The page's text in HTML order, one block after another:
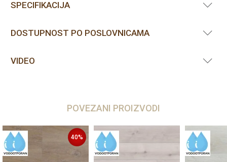
SPECIFIKACIJA
DOSTUPNOST PO POSLOVNICAMA
VIDEO
POVEZANI PROIZVODI
40%